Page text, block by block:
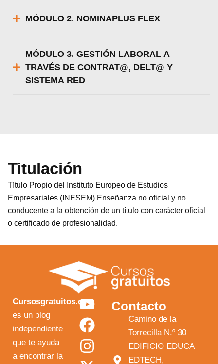
MÓDULO 2. NOMINAPLUS FLEX
MÓDULO 3. GESTIÓN LABORAL A
TRAVÉS DE CONTRAT@, DELT@ Y
SISTEMA RED
Titulación
Título Propio del Instituto Europeo de Estudios
Empresariales (INESEM) Enseñanza no oficial y no
conducente a la obtención de un título con carácter oficial
o certificado de profesionalidad.
Cursosgratuitos.es
es un blog
independiente
que te ayuda
a encontrar la
Y
o
u
t
F
a
c
e
I
n
s
t
X
-
t
w
Contacto
Camino de la
Torrecilla N.º 30
EDIFICIO EDUCA
EDTECH,